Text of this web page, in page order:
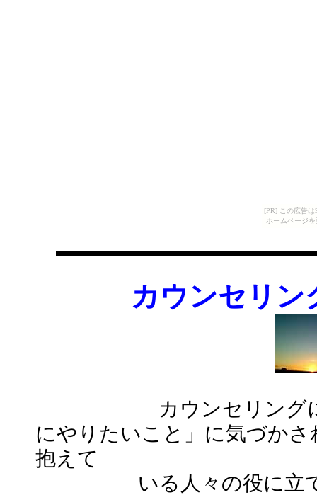
[PR] この広告
ホームページ
カウンセリン
カウンセリングによ
にやりたいこと」に気づか
抱えて
いる人々の役に立てる